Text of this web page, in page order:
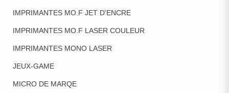
IMPRIMANTES MO.F JET D'ENCRE
IMPRIMANTES MO.F LASER COULEUR
IMPRIMANTES MONO LASER
JEUX-GAME
MICRO DE MARQE